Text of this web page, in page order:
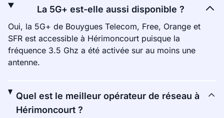
La 5G+ est-elle aussi disponible ?
Oui, la 5G+ de Bouygues Telecom, Free, Orange et
SFR est accessible à Hérimoncourt puisque la
fréquence 3.5 Ghz a été activée sur au moins une
antenne.
Quel est le meilleur opérateur de réseau à
Hérimoncourt ?